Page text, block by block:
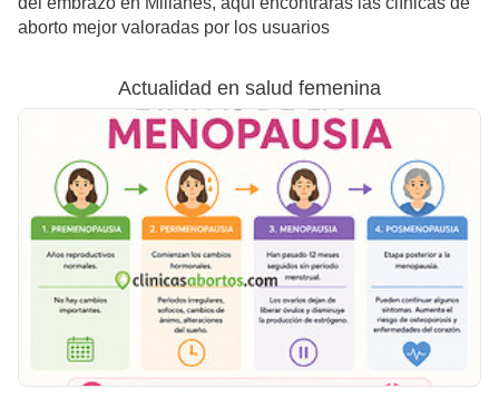
aborto mejor valoradas por los usuarios
Actualidad en salud femenina